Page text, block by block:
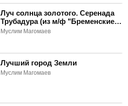
Луч солнца золотого. Серенада
Трубадура (из м/ф "Бременские
музыканты")
Муслим Магомаев
Лучший город Земли
Муслим Магомаев